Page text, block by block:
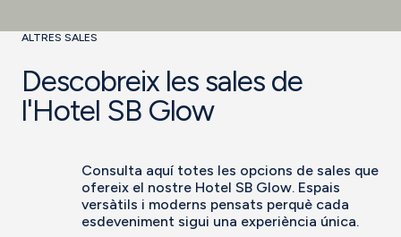
ALTRES SALES
Descobreix les sales de
l'Hotel SB Glow
Consulta aquí totes les opcions de sales que
ofereix el nostre Hotel SB Glow. Espais
versàtils i moderns pensats perquè cada
esdeveniment sigui una experiència única.